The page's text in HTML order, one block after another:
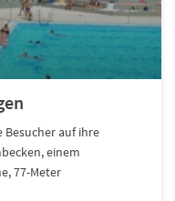
auf ihre
einem
77-Meter